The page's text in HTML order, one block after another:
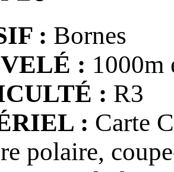
: Bornes
: 1000m
: R3
: Carte
polaire,